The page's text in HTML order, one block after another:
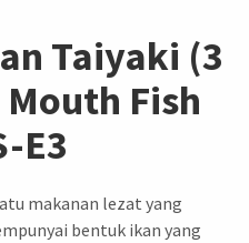
Taiyaki (3
Mouth Fish
E3
makanan lezat yang
bentuk ikan yang